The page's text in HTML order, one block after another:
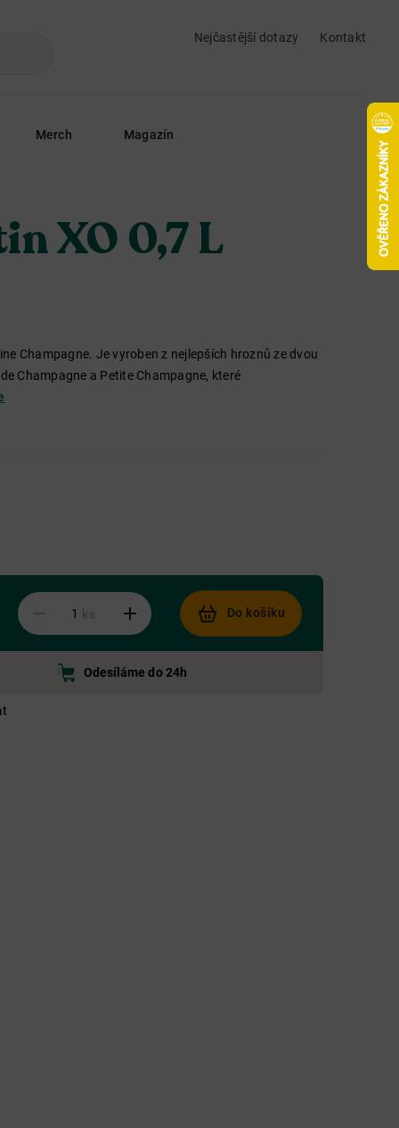
Nejčastější dotazy Kontakt
Merch Magazín
XO 0,7 L
Champagne. Je vyroben z nejlepších hroznů ze dvou
Champagne a Petite Champagne, které
ks Do košíku
Odesíláme do 24h